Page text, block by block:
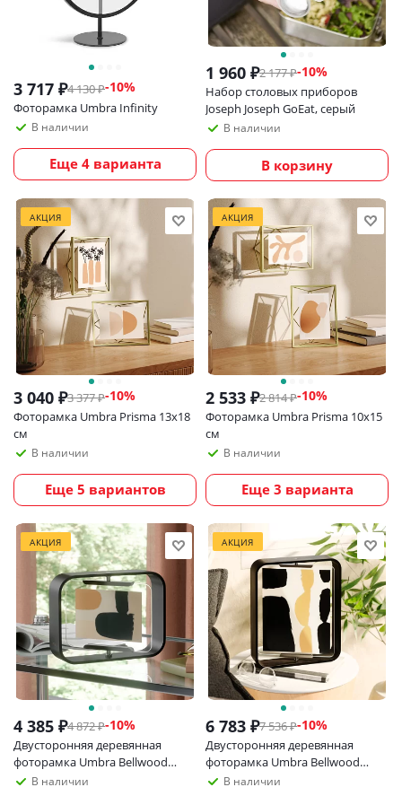
3 717 ₽4 130₽-10%
Фоторамка Umbra Infinity
В наличии
Еще 4 варианта
1 960 ₽2 177₽-10%
Набор столовых приборов
Joseph Joseph GoEat, серый
В наличии
В корзину
АКЦИЯ
3 040 ₽3 377₽-10%
Фоторамка Umbra Prisma 13х18
см
В наличии
Еще 5 вариантов
АКЦИЯ
2 533 ₽2 814₽-10%
Фоторамка Umbra Prisma 10х15
см
В наличии
Еще 3 варианта
АКЦИЯ
4 385 ₽4 872₽-10%
Двусторонняя деревянная
фоторамка Umbra Bellwood
10х15 см, черная
В наличии
АКЦИЯ
6 783 ₽7 536₽-10%
Двусторонняя деревянная
фоторамка Umbra Bellwood
20х25 см, черная
В наличии